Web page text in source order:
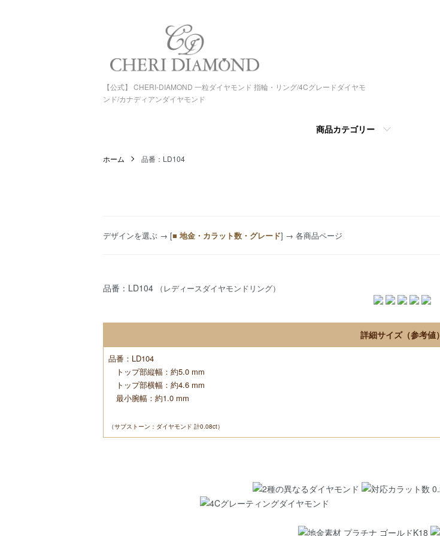
【公式】 CHERI-DIAMOND 一粒ダイヤモンド 指輪・リング/4Cグレードダイヤモ
ンド/カナディアンダイヤモンド
商品カテゴリー
ホーム 品番：LD104
デザインを選ぶ → [■ 地金・カラット数・グレード] → 各商品ページ
品番：LD104 （レディースダイヤモンドリング）
詳細サイズ（参考値）
品番：LD104
トップ部縦幅：約5.0 mm
トップ部横幅：約4.6 mm
最小腕幅：約1.0 mm
（サブストーン：ダイヤモンド 計0.08ct）